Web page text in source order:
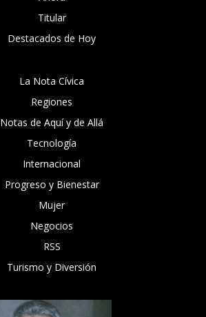
Titular
Destacados de Hoy
La Nota Cívica
Regiones
Notas de Aquí y de Allá
Tecnología
Internacional
Progreso y Bienestar
Mujer
Negocios
RSS
Turismo y Diversión